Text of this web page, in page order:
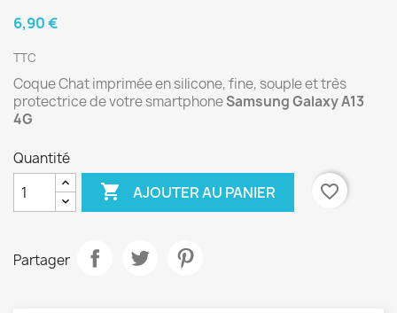
6,90 €
TTC
Coque Chat imprimée en silicone, fine, souple et très
protectrice de votre smartphoneSamsung Galaxy A13
4G
Quantité
 AJOUTER AU PANIER favorite_border
Partager